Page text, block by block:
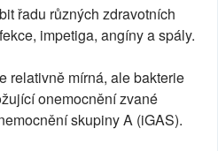
řadu různých zdravotních
impetiga, angíny a spály.
relativně mírná, ale bakterie
onemocnění zvané
skupiny A (iGAS).